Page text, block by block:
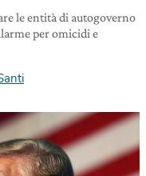
le entità di autogoverno
per omicidi e